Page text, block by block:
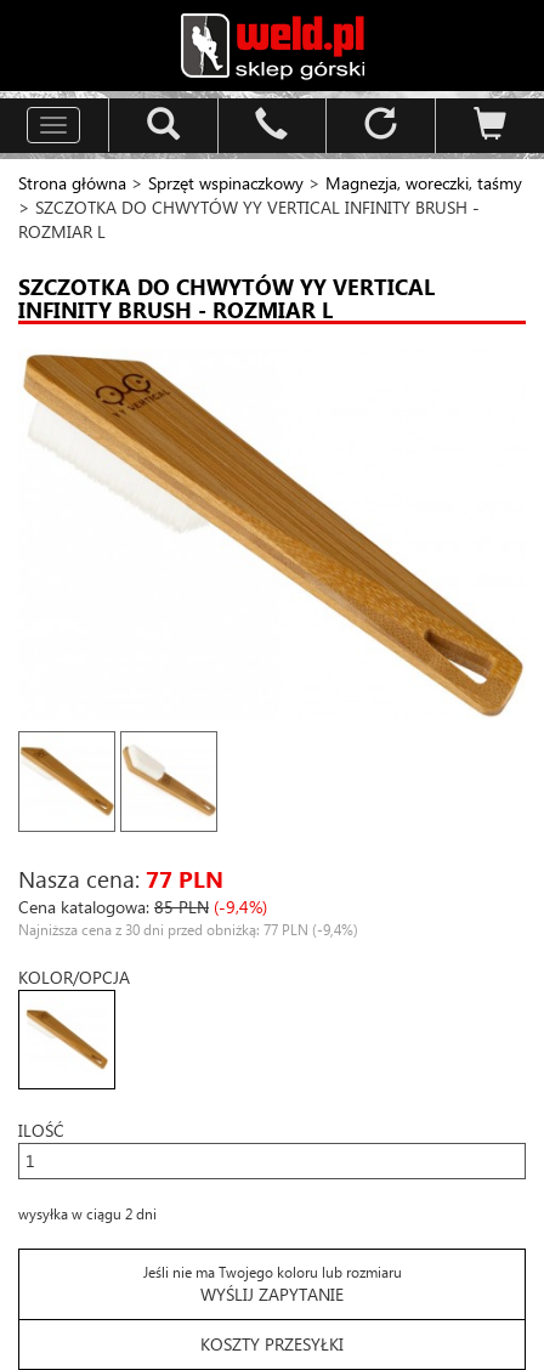
Toggle
navigation
Strona główna > Sprzęt wspinaczkowy > Magnezja, woreczki, taśmy
> SZCZOTKA DO CHWYTÓW YY VERTICAL INFINITY BRUSH -
ROZMIAR L
SZCZOTKA DO CHWYTÓW YY VERTICAL
INFINITY BRUSH - ROZMIAR L
Nasza cena: 77 PLN
Cena katalogowa: 85 PLN (-9,4%)
Najniższa cena z 30 dni przed obniżką: 77 PLN (-9,4%)
KOLOR/OPCJA
ILOŚĆ
wysyłka w ciągu 2 dni
Jeśli nie ma Twojego koloru lub rozmiaru
WYŚLIJ ZAPYTANIE
KOSZTY PRZESYŁKI